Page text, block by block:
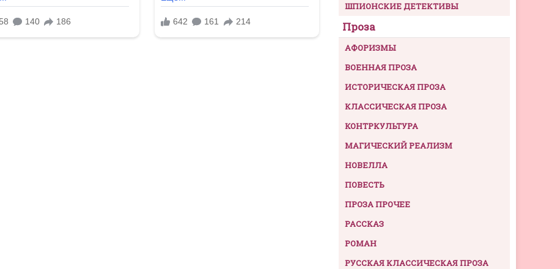
ШПИОНСКИЕ ДЕТЕКТИВЫ
Проза
АФОРИЗМЫ
ВОЕННАЯ ПРОЗА
ИСТОРИЧЕСКАЯ ПРОЗА
КЛАССИЧЕСКАЯ ПРОЗА
КОНТРКУЛЬТУРА
МАГИЧЕСКИЙ РЕАЛИЗМ
НОВЕЛЛА
ПОВЕСТЬ
ПРОЗА ПРОЧЕЕ
РАССКАЗ
РОМАН
РУССКАЯ КЛАССИЧЕСКАЯ ПРОЗА